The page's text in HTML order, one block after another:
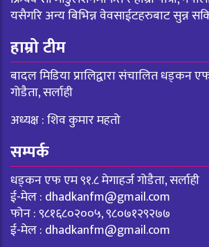
यसैगरि अन्य बिभिन्न वेवसाईटहरुबाट सुन्न
हाम्रो टीम
बादल मिडिया प्रालिद्वारा संचालित धड्कन
गोडैता, सर्लाही
अध्यक्ष : शिव कुमार महतो
सम्पर्क
धड्कन एफ एम ९१.८ मेगाहर्ज गोडैता, सर्लाही
ई-मेल : dhadkanfm@gmail.com
फोन : ९८१६८०२००५, ९८०७१२९२७७
ई-मेल : dhadkanfm@gmail.com